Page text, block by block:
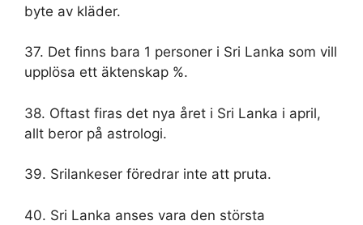
byte av kläder.
37. Det finns bara 1 personer i Sri Lanka som vill
upplösa ett äktenskap %.
38. Oftast firas det nya året i Sri Lanka i april,
allt beror på astrologi.
39. Srilankeser föredrar inte att pruta.
40. Sri Lanka anses vara den största